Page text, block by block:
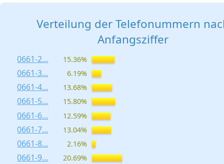
Verteilung der Telefonummern
Anfangsziffer
0661-2... 15.36%
0661-3... 6.19%
0661-4... 13.68%
0661-5... 15.80%
0661-6... 12.59%
0661-7... 13.04%
0661-8... 2.16%
0661-9... 20.69%